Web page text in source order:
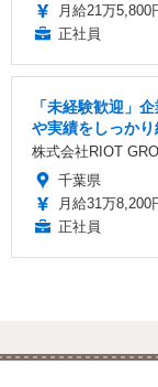
月給21万5,800
正社員
「未経験歓迎」
や実績をしっか
株式会社RIOT
千葉県
月給31万8,200
正社員